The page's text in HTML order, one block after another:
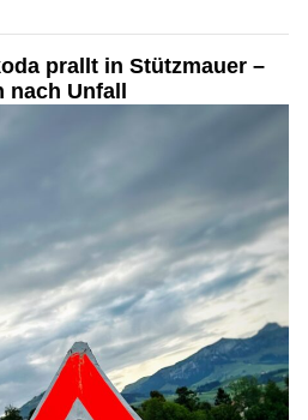
prallt in Stützmauer –
nach Unfall